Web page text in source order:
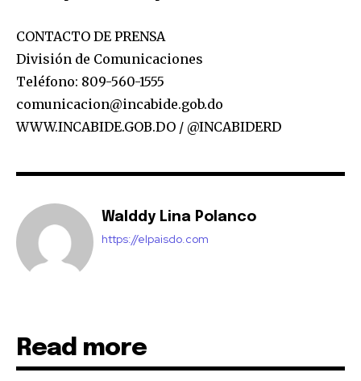
CONTACTO DE PRENSA
División de Comunicaciones
Teléfono: 809-560-1555
comunicacion@incabide.gob.do
WWW.INCABIDE.GOB.DO / @INCABIDERD
Walddy Lina Polanco
https://elpaisdo.com
Read more